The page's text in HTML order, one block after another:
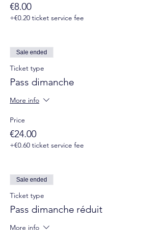
€8.00
+€0.20 ticket service fee
Sale ended
Ticket type
Pass dimanche
More info
Price
€24.00
+€0.60 ticket service fee
Sale ended
Ticket type
Pass dimanche réduit
More info